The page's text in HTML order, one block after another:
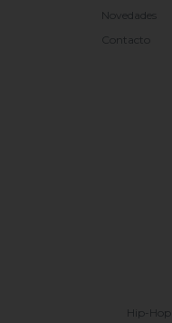
Novedades
Contacto
Hip-Hop